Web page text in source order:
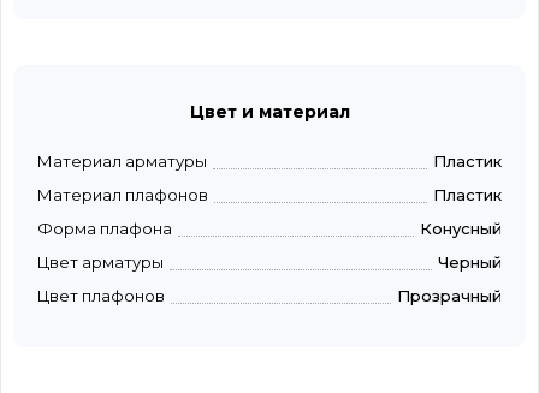
Цвет и материал
Материал арматуры
Пластик
Материал плафонов
Пластик
Форма плафона
Конусный
Цвет арматуры
Черный
Цвет плафонов
Прозрачный